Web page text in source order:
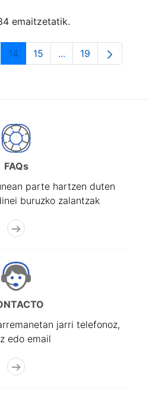
emaitzetatik.
Pages Use TAB to navigate.
Orrialdea
14 Orrialdea
15 ...Intermediate
Orrialdea
19
FAQs
parte hartzen duten
buruzko zalantzak
jarri telefonoz,
edo email